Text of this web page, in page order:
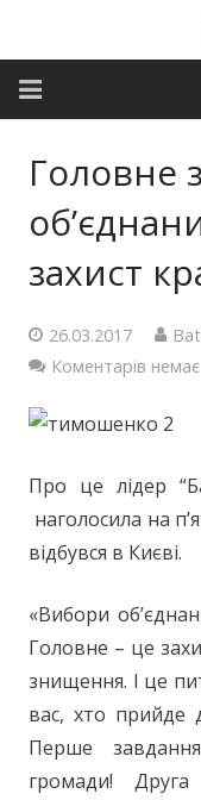
Громадські
Контакти
Головне
захист
26.03.2017
Коментарів немає
Про це лідер
наголосила на
відбувся в Києві.
«Вибори
Головне – це
знищення. І це
вас, хто прийде
Перше
громади!